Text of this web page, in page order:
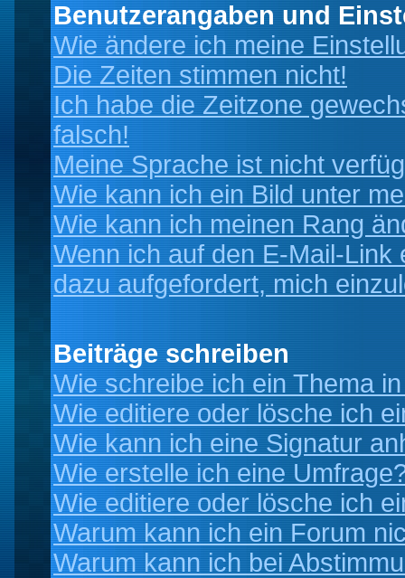
Benutzerangaben und
Wie ändere ich meine
Die Zeiten stimmen nicht!
Ich habe die Zeitzone
falsch!
Meine Sprache ist nicht
Wie kann ich ein Bild unter
Wie kann ich meinen Rang
Wenn ich auf den E-Mail-
dazu aufgefordert, mich
Beiträge schreiben
Wie schreibe ich ein Thema
Wie editiere oder lösche ich
Wie kann ich eine Signatur
Wie erstelle ich eine
Wie editiere oder lösche ich
Warum kann ich ein Forum
Warum kann ich bei